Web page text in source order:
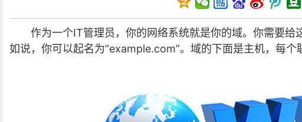
作为一个IT管理员，你的网络系统就是你的域。你需要给
如说，你可以起名为“example.com”。域的下面是主机，每个